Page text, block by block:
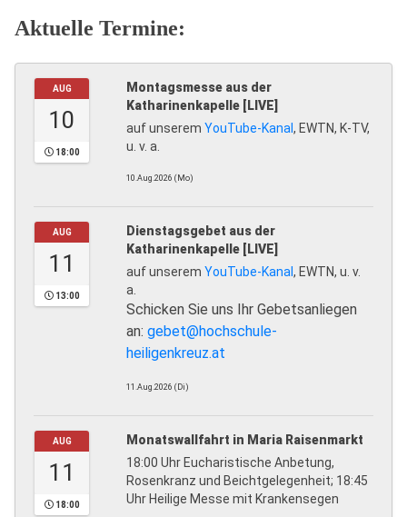
Aktuelle Termine:
AUG
10
18:00
Montagsmesse aus der
Katharinenkapelle [LIVE]
auf unserem YouTube-Kanal, EWTN, K-TV,
u. v. a.
10.Aug.2026 (Mo)
AUG
11
13:00
Dienstagsgebet aus der
Katharinenkapelle [LIVE]
auf unserem YouTube-Kanal, EWTN, u. v.
a.
Schicken Sie uns Ihr Gebetsanliegen
an: gebet@hochschule-
heiligenkreuz.at
11.Aug.2026 (Di)
AUG
11
18:00
Monatswallfahrt in Maria Raisenmarkt
18:00 Uhr Eucharistische Anbetung,
Rosenkranz und Beichtgelegenheit; 18:45
Uhr Heilige Messe mit Krankensegen